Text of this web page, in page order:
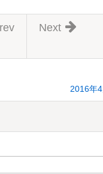
Next
2016年